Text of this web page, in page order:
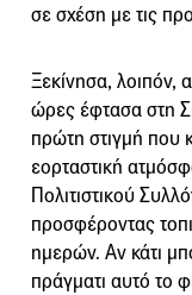
σε σχέση με τις
Ξεκίνησα, λοιπόν,
ώρες έφτασα στη
πρώτη στιγμή που
εορταστική
Πολιτιστικού
προσφέροντας
ημερών. Αν κάτι
πράγματι αυτό το